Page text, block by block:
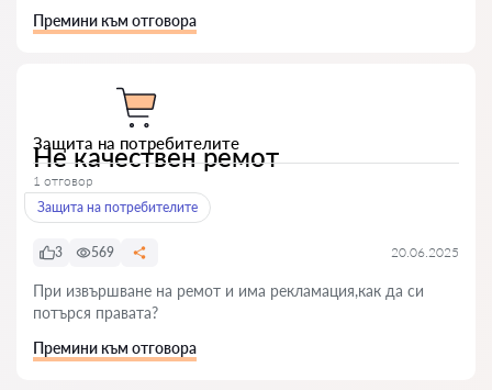
Премини към отговора
Защита на потребителите
Не качествен ремот
1 отговор
Защита на потребителите
3 569 20.06.2025
При извършване на ремот и има рекламация,как да си
потърся правата?
Премини към отговора